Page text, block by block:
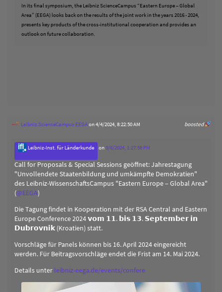
In its final symposium, the Leibniz ScienceCampus “Eastern Europe – Global
Area” (EEGA) looks back on the results of the joint work in the years 2016 - 2024,
presents key products of the cross-institutional cooperation and provides an
outlook on future collaboration.
boosted
Leibniz ScienceCampus EEGAon 4/4/2024, 8:22:50 AM
Leibniz-Inst. für Länderkunde on3/6/2024, 1:27:58 PM
Call for Proposals & Special Sessions geöffnet: Jahrestagung
"Unvollendete Staatenbildung und umkämpfte Demokratien"
des Leibniz-WissenschaftsCampus "Eastern Europe – Global Area"
(@EEGA)
Die Tagung findet in Kooperation mit der RSA Central and Eastern
Europe Conference 2024 𝘃𝗼𝗺 𝟭𝟭. 𝗯𝗶𝘀 𝟭𝟯. 𝗦𝗲𝗽𝘁𝗲𝗺𝗯𝗲𝗿 𝗶𝗻
𝗗𝘂𝗯𝗿𝗼𝘃𝗻𝗶𝗸 (Kroatien) statt.
Vorschläge für Panels können bis 16. April 2024 eingereicht
werden. Für Beitragsvorschläge endet die Frist am 14. Mai 2024.
Details unter leibniz-eega.de/events/confere